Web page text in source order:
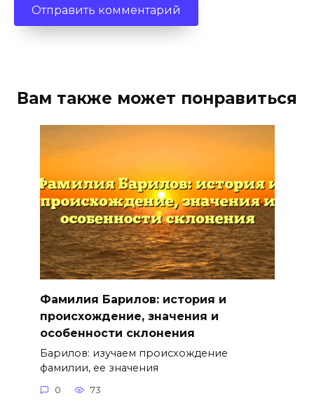
Вам также может понравиться
Фамилия Барилов: история и
происхождение, значения и
особенности склонения
Барилов: изучаем происхождение
фамилии, ее значения
0 73